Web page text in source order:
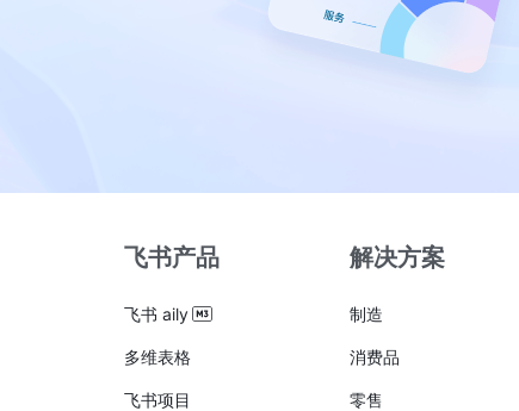
飞书产品
飞书 aily
多维表格
飞书项目
解决方案
制造
消费品
零售